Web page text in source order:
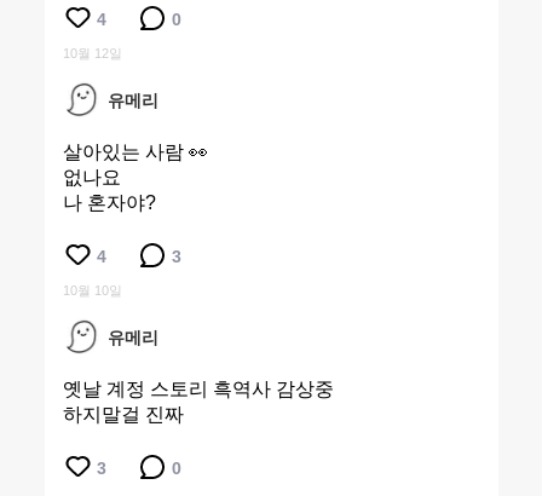
4 0
10월 12일
유메리
살아있는 사람 👀
없나요
나 혼자야?
4 3
10월 10일
유메리
옛날 계정 스토리 흑역사 감상중
하지말걸 진짜
3 0